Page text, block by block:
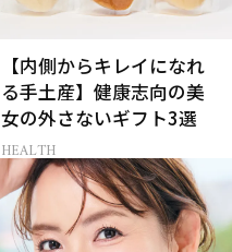
【内側からキレイになれ
る手土産】健康志向の美
女の外さないギフト3選
HEALTH